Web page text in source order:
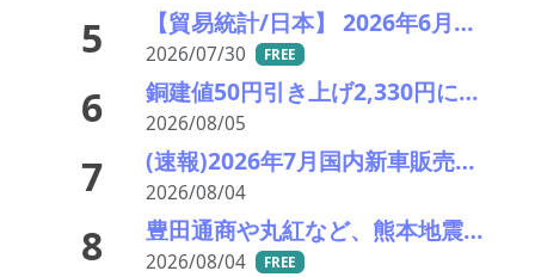
5 【貿易統計/日本】 2026年6月一覧表
2026/07/30 FREE
6 銅建値50円引き上げ2,330円に 中東緊張緩和期待でLME続伸、円高も一服
2026/08/05
7 (速報)2026年7月国内新車販売 41万7千台 前年同月比7%増加 4か月連続プラス
2026/08/04
8 豊田通商や丸紅など、熊本地震被害に支援・義援金
2026/08/04 FREE